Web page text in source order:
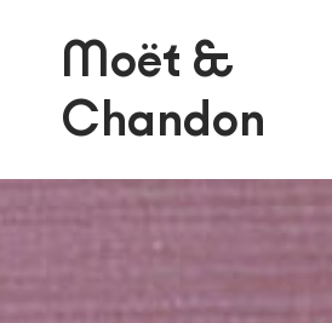
Moët &
Chandon